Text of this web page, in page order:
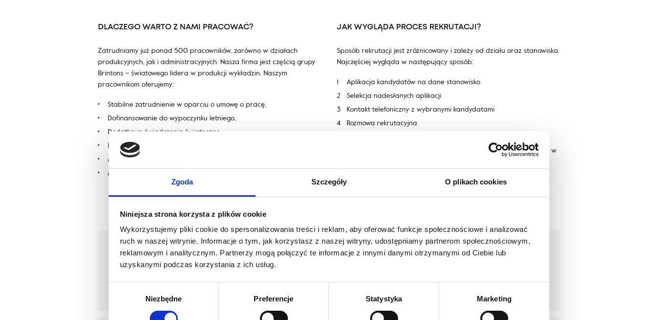
Zgoda Szczegóły O plikach cookies
Niniejsza strona korzysta z plików cookie
Wykorzystujemy pliki cookie do spersonalizowania treści i reklam, aby oferować funkcje społecznościowe i analizować
ruch w naszej witrynie. Informacje o tym, jak korzystasz z naszej witryny, udostępniamy partnerom społecznościowym,
reklamowym i analitycznym. Partnerzy mogą połączyć te informacje z innymi danymi otrzymanymi od Ciebie lub
uzyskanymi podczas korzystania z ich usług.
Niezbędne Preferencje Statystyka Marketing
DLACZEGO WARTO Z NAMI PRACOWAĆ?
Zatrudniamy już ponad 500 pracowników, zarówno w działach
produkcyjnych, jak i administracyjnych. Nasza firma jest częścią grupy
Brintons – światowego lidera w produkcji wykładzin. Naszym
pracownikom oferujemy:
Stabilne zatrudnienie w oparciu o umowę o pracę,
Dofinansowanie do wypoczynku letniego,
Dodatkowe świadczenia świąteczne,
Bezpłatny kurs j. angielskiego,
Możliwość rozwoju i podnoszenia kwalifikacji,
Merytoryczne wsparcie w procesie adaptacji.
JAK WYGLĄDA PROCES REKRUTACJI?
Sposób rekrutacji jest zróżnicowany i zależy od działu oraz stanowiska.
Najczęściej wygląda w następujący sposób:
Aplikacja kandydatów na dane stanowisko
Selekcja nadesłanych aplikacji
Kontakt telefoniczny z wybranymi kandydatami
Rozmowa rekrutacyjna
Informacja zwrotna dla wszystkich kandydatów biorących udział w
Zatrudnienie wybranych kandydatów
Asystentka Zarządu Brintons Agnella Spółka z o.o.
WIĘCEJ